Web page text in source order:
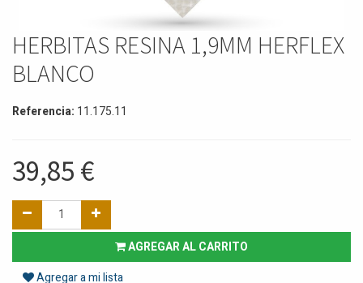
HERBITAS RESINA 1,9MM HERFLEX
BLANCO
Referencia: 11.175.11
39,85 €
AGREGAR AL CARRITO
Agregar a mi lista